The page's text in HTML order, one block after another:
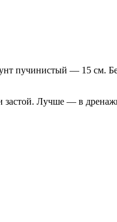
пучинистый — 15 см.
застой. Лучше — в